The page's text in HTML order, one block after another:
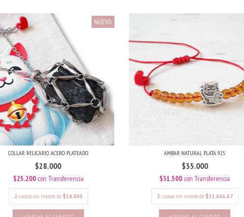
NUEVO
COLLAR RELICARIO ACERO PLATEADO
$28.000
$25.200 con Transferencia
2 cuotas sin interés de $14.000
AMBAR NATURAL PLATA 925
$35.000
$31.500 con Transferencia
3 cuotas sin interés de $11.666,67